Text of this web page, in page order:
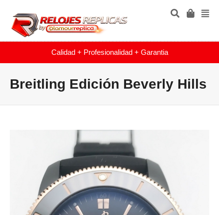
Calidad + Profesionalidad + Garantia
Breitling Edición Beverly Hills